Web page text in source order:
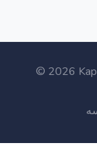
© 2026